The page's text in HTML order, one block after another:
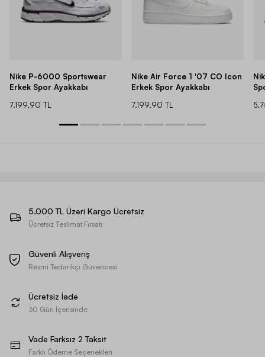
Nike P-6000 Sportswear
Erkek Spor Ayakkabı
7.199,90 TL
Nike Air Force 1 '07 CO Icon
Erkek Spor Ayakkabı
7.199,90 TL
5.000 TL Üzeri Kargo Ücretsiz
Ücretsiz Teslimat Fırsatı
Güvenli Alışveriş
Resmi Tedarikçi Güvencesi
Ücretsiz İade
30 Gün İçerisinde
Vade Farksız 2 Taksit
Farklı Ödeme Seçenekleri